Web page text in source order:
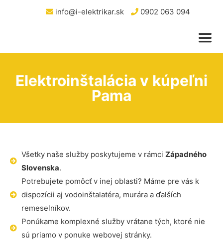
info@i-elektrikar.sk 0902 063 094
Elektroinštalácia v kúpeľni
Pama
Všetky naše služby poskytujeme v rámci Západného
Slovenska.
Potrebujete pomôcť v inej oblasti? Máme pre vás k
dispozícii aj vodoinštalatéra, murára a ďalších
remeselníkov.
Ponúkame komplexné služby vrátane tých, ktoré nie
sú priamo v ponuke webovej stránky.